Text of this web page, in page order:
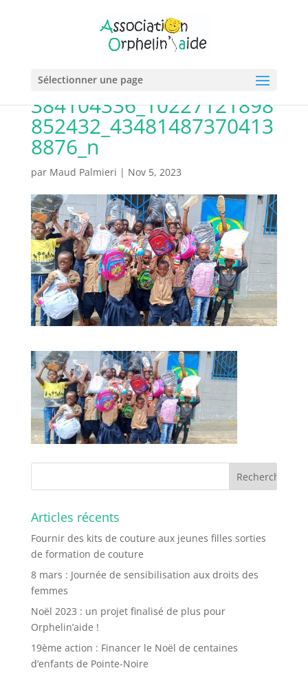
Sélectionner une page
384104336_10227121898
852432_43481487370413
8876_n
par Maud Palmieri | Nov 5, 2023
Articles récents
Fournir des kits de couture aux jeunes filles sorties
de formation de couture
8 mars : Journée de sensibilisation aux droits des
femmes
Noël 2023 : un projet finalisé de plus pour
Orphelin’aide !
19ème action : Financer le Noël de centaines
d’enfants de Pointe-Noire